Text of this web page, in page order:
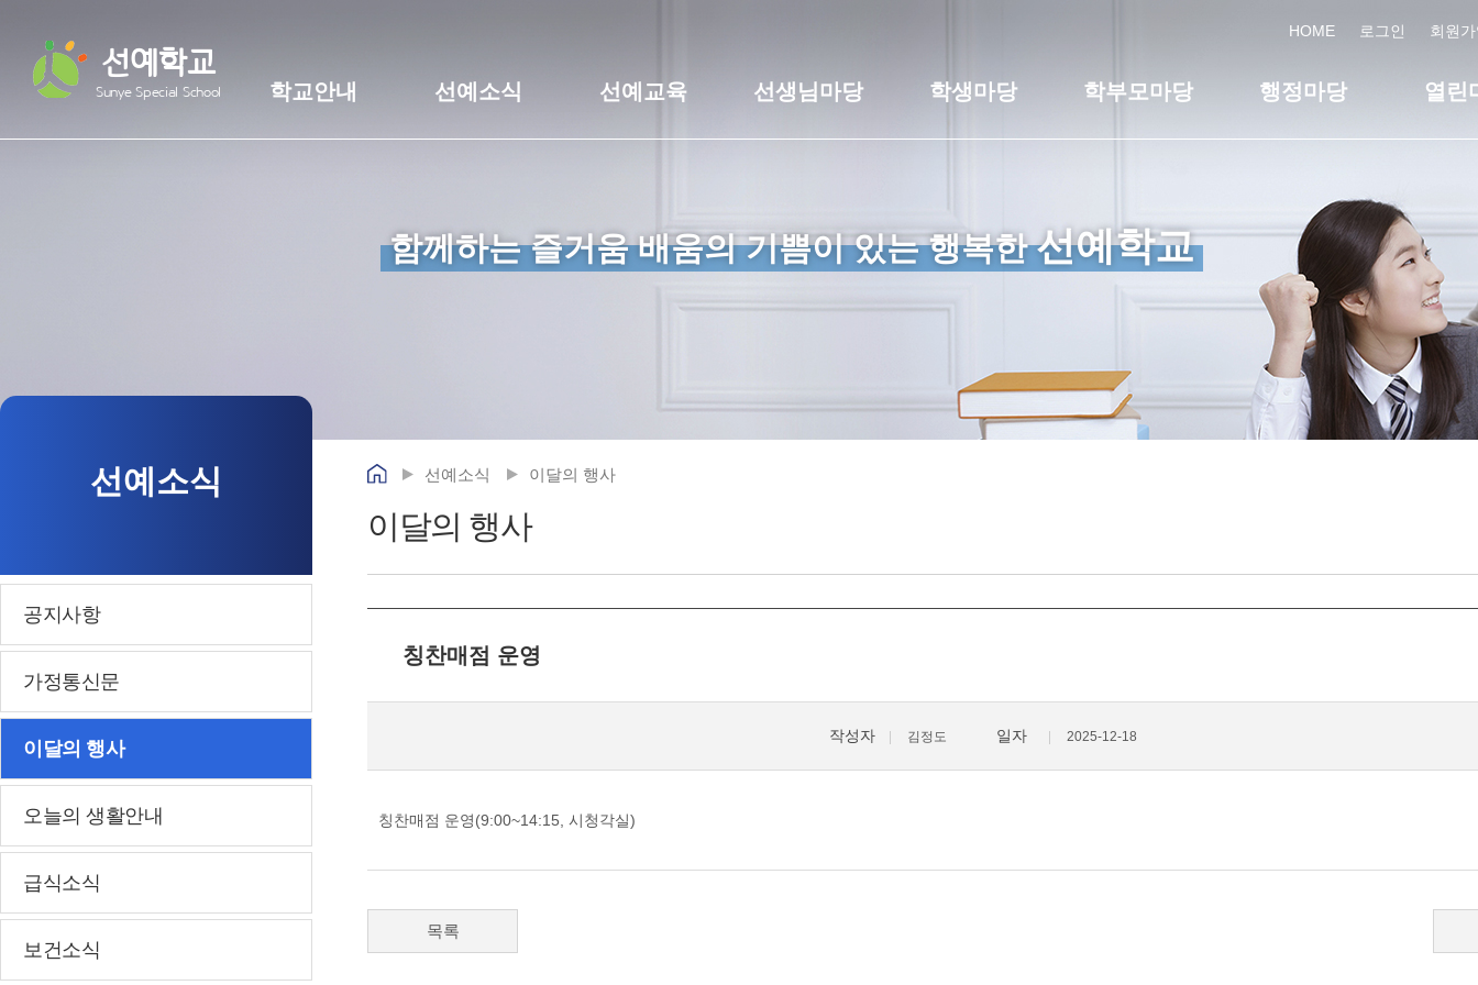
선예학교
Sunye Special School
HOME 로그인 회원
학교안내 선예소식 선예교육 선생님마당 학생마당 학부모마당 행정마당 열린
함께하는 즐거움 배움의 기쁨이 있는 행복한선예학교
선예소식
공지사항
가정통신문
이달의 행사
오늘의 생활안내
급식소식
보건소식
이달의 행사
선예소식 이달의 행사
칭찬매점 운영
작성자 김정도 일자 2025-12-18
칭찬매점 운영(9:00~14:15, 시청각실)
목록